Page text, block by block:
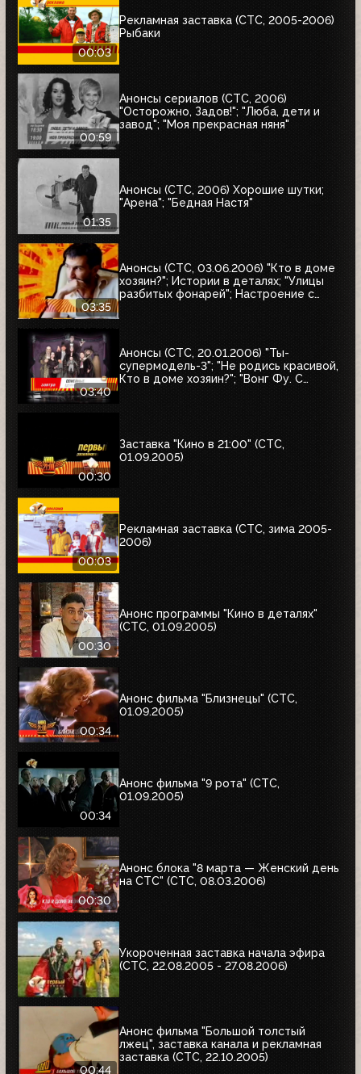
00:03
Рекламная заставка (СТС, 2005-2006)
Рыбаки
00:59
Анонсы сериалов (СТС, 2006)
"Осторожно, Задов!"; "Люба, дети и
завод"; "Моя прекрасная няня"
01:35
Анонсы (СТС, 2006) Хорошие шутки;
"Арена"; "Бедная Настя"
03:35
Анонсы (СТС, 03.06.2006) "Кто в доме
хозяин?"; Истории в деталях; "Улицы
разбитых фонарей"; Настроение с
03:40
Анонсы (СТС, 20.01.2006) "Ты-
супермодель-3"; "Не родись красивой,
Кто в доме хозяин?"; "Вонг Фу. С
00:30
Заставка "Кино в 21:00" (СТС,
01.09.2005)
00:03
Рекламная заставка (СТС, зима 2005-
2006)
00:30
Анонс программы "Кино в деталях"
(СТС, 01.09.2005)
00:34
Анонс фильма "Близнецы" (СТС,
01.09.2005)
00:34
Анонс фильма "9 рота" (СТС,
01.09.2005)
00:30
Анонс блока "8 марта — Женский день
на СТС" (СТС, 08.03.2006)
Укороченная заставка начала эфира
(СТС, 22.08.2005 - 27.08.2006)
00:44
Анонс фильма "Большой толстый
лжец", заставка канала и рекламная
заставка (СТС, 22.10.2005)